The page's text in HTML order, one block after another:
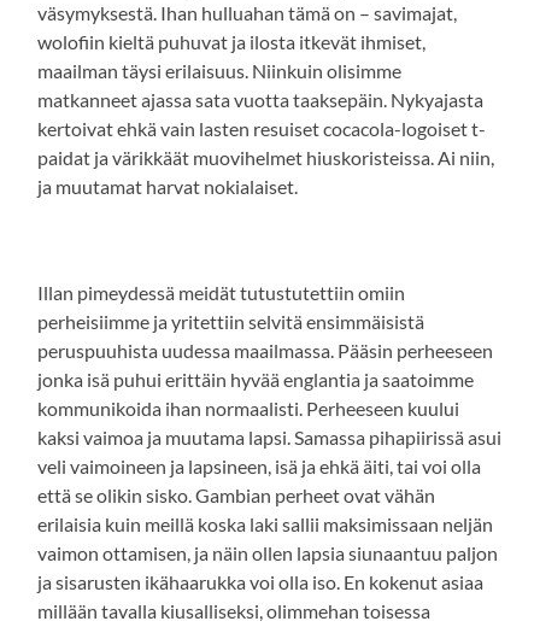
väsymyksestä. Ihan hulluahan tämä on – savimajat,
wolofiin kieltä puhuvat ja ilosta itkevät ihmiset,
maailman täysi erilaisuus. Niinkuin olisimme
matkanneet ajassa sata vuotta taaksepäin. Nykyajasta
kertoivat ehkä vain lasten resuiset cocacola-logoiset t-
paidat ja värikkäät muovihelmet hiuskoristeissa. Ai niin,
ja muutamat harvat nokialaiset.
Illan pimeydessä meidät tutustutettiin omiin
perheisiimme ja yritettiin selvitä ensimmäisistä
peruspuuhista uudessa maailmassa. Pääsin perheeseen
jonka isä puhui erittäin hyvää englantia ja saatoimme
kommunikoida ihan normaalisti. Perheeseen kuului
kaksi vaimoa ja muutama lapsi. Samassa pihapiirissä asui
veli vaimoineen ja lapsineen, isä ja ehkä äiti, tai voi olla
että se olikin sisko. Gambian perheet ovat vähän
erilaisia kuin meillä koska laki sallii maksimissaan neljän
vaimon ottamisen, ja näin ollen lapsia siunaantuu paljon
ja sisarusten ikähaarukka voi olla iso. En kokenut asiaa
millään tavalla kiusalliseksi, olimmehan toisessa